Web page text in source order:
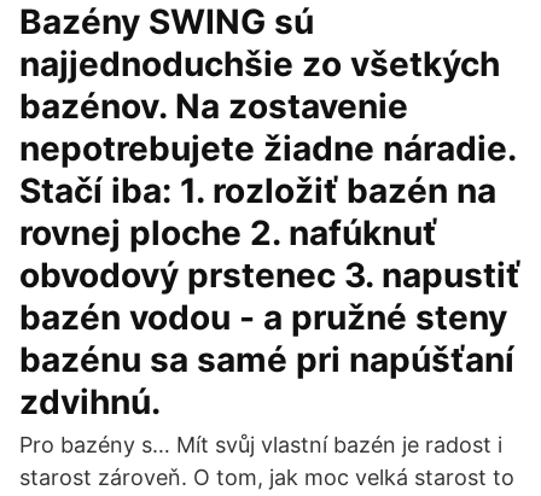
Bazény SWING sú
najjednoduchšie zo všetkých
bazénov. Na zostavenie
nepotrebujete žiadne náradie.
Stačí iba: 1. rozložiť bazén na
rovnej ploche 2. nafúknuť
obvodový prstenec 3. napustiť
bazén vodou - a pružné steny
bazénu sa samé pri napúšťaní
zdvihnú.
Pro bazény s… Mít svůj vlastní bazén je radost i
starost zároveň. O tom, jak moc velká starost to